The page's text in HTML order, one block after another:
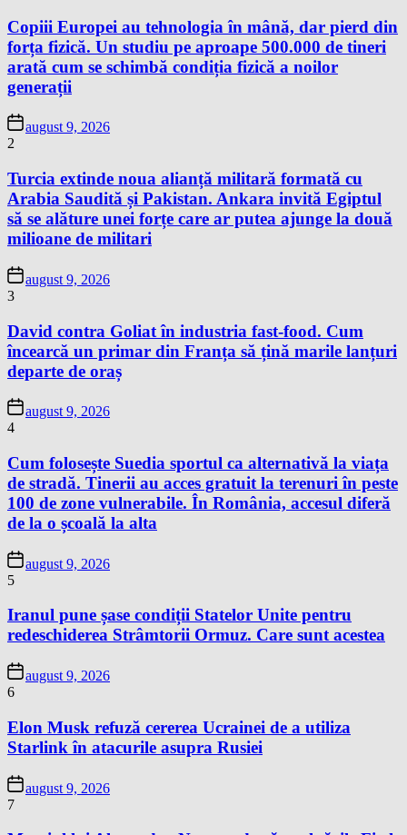
Copiii Europei au tehnologia în mână, dar pierd din
forța fizică. Un studiu pe aproape 500.000 de tineri
arată cum se schimbă condiția fizică a noilor
generații
august 9, 2026
2
Turcia extinde noua alianță militară formată cu
Arabia Saudită și Pakistan. Ankara invită Egiptul
să se alăture unei forțe care ar putea ajunge la două
milioane de militari
august 9, 2026
3
David contra Goliat în industria fast-food. Cum
încearcă un primar din Franța să țină marile lanțuri
departe de oraș
august 9, 2026
4
Cum folosește Suedia sportul ca alternativă la viața
de stradă. Tinerii au acces gratuit la terenuri în peste
100 de zone vulnerabile. În România, accesul diferă
de la o școală la alta
august 9, 2026
5
Iranul pune șase condiții Statelor Unite pentru
redeschiderea Strâmtorii Ormuz. Care sunt acestea
august 9, 2026
6
Elon Musk refuză cererea Ucrainei de a utiliza
Starlink în atacurile asupra Rusiei
august 9, 2026
7